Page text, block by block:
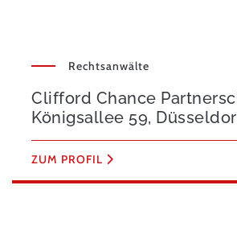
Rechtsanwälte
Clifford Chance
Königsallee 59,
ZUM PROFIL